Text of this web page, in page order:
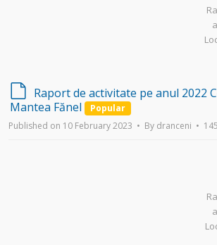
d
e
a
Raport de activitate pe anul 2022
Mantea Fănel
Popular
Published on 10 February 2023
By dranceni